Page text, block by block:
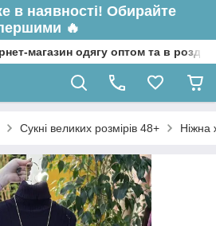
в наявності! Обирайте
🔥
магазин одягу оптом та в
Сукні великих розмірів 48+ Ніжна